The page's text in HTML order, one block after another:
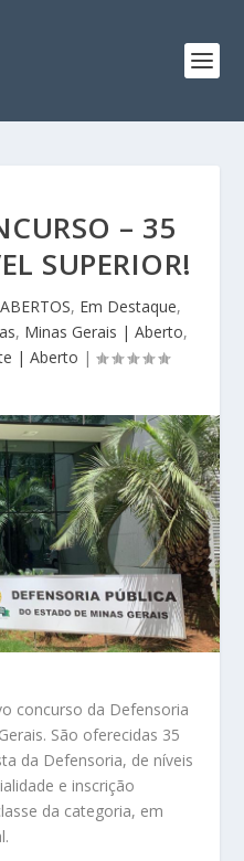
– 35
SUPERIOR!
, Em Destaque,
, Minas Gerais | Aberto,
| Aberto |
concurso da Defensoria
São oferecidas 35
da Defensoria, de níveis
e inscrição
da categoria, em